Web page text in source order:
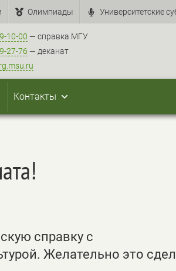
Олимпиады Университетские
10-00 — справка МГУ
27-76 — деканат
Контакты
справку с
Желательно это